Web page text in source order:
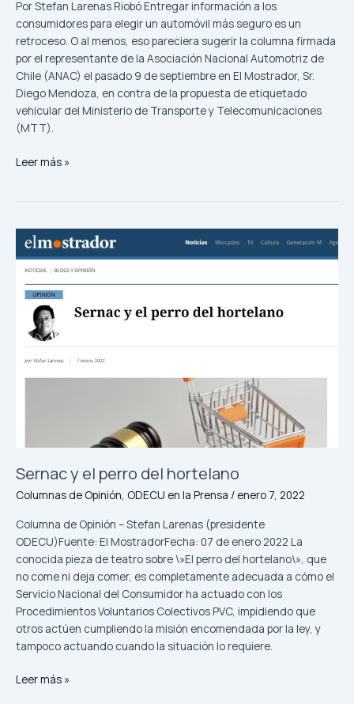
Por Stefan Larenas Riobó Entregar información a los
consumidores para elegir un automóvil más seguro es un
retroceso. O al menos, eso pareciera sugerir la columna firmada
por el representante de la Asociación Nacional Automotriz de
Chile (ANAC) el pasado 9 de septiembre en El Mostrador, Sr.
Diego Mendoza, en contra de la propuesta de etiquetado
vehicular del Ministerio de Transporte y Telecomunicaciones
(MTT).
Leer más »
Sernac y el perro del hortelano
Columnas de Opinión, ODECU en la Prensa / enero 7, 2022
Columna de Opinión – Stefan Larenas (presidente
ODECU)Fuente: El MostradorFecha: 07 de enero 2022 La
conocida pieza de teatro sobre \»El perro del hortelano\», que
no come ni deja comer, es completamente adecuada a cómo el
Servicio Nacional del Consumidor ha actuado con los
Procedimientos Voluntarios Colectivos PVC, impidiendo que
otros actúen cumpliendo la misión encomendada por la ley, y
tampoco actuando cuando la situación lo requiere.
Sernac
y
perro
hortelano
Leer más »